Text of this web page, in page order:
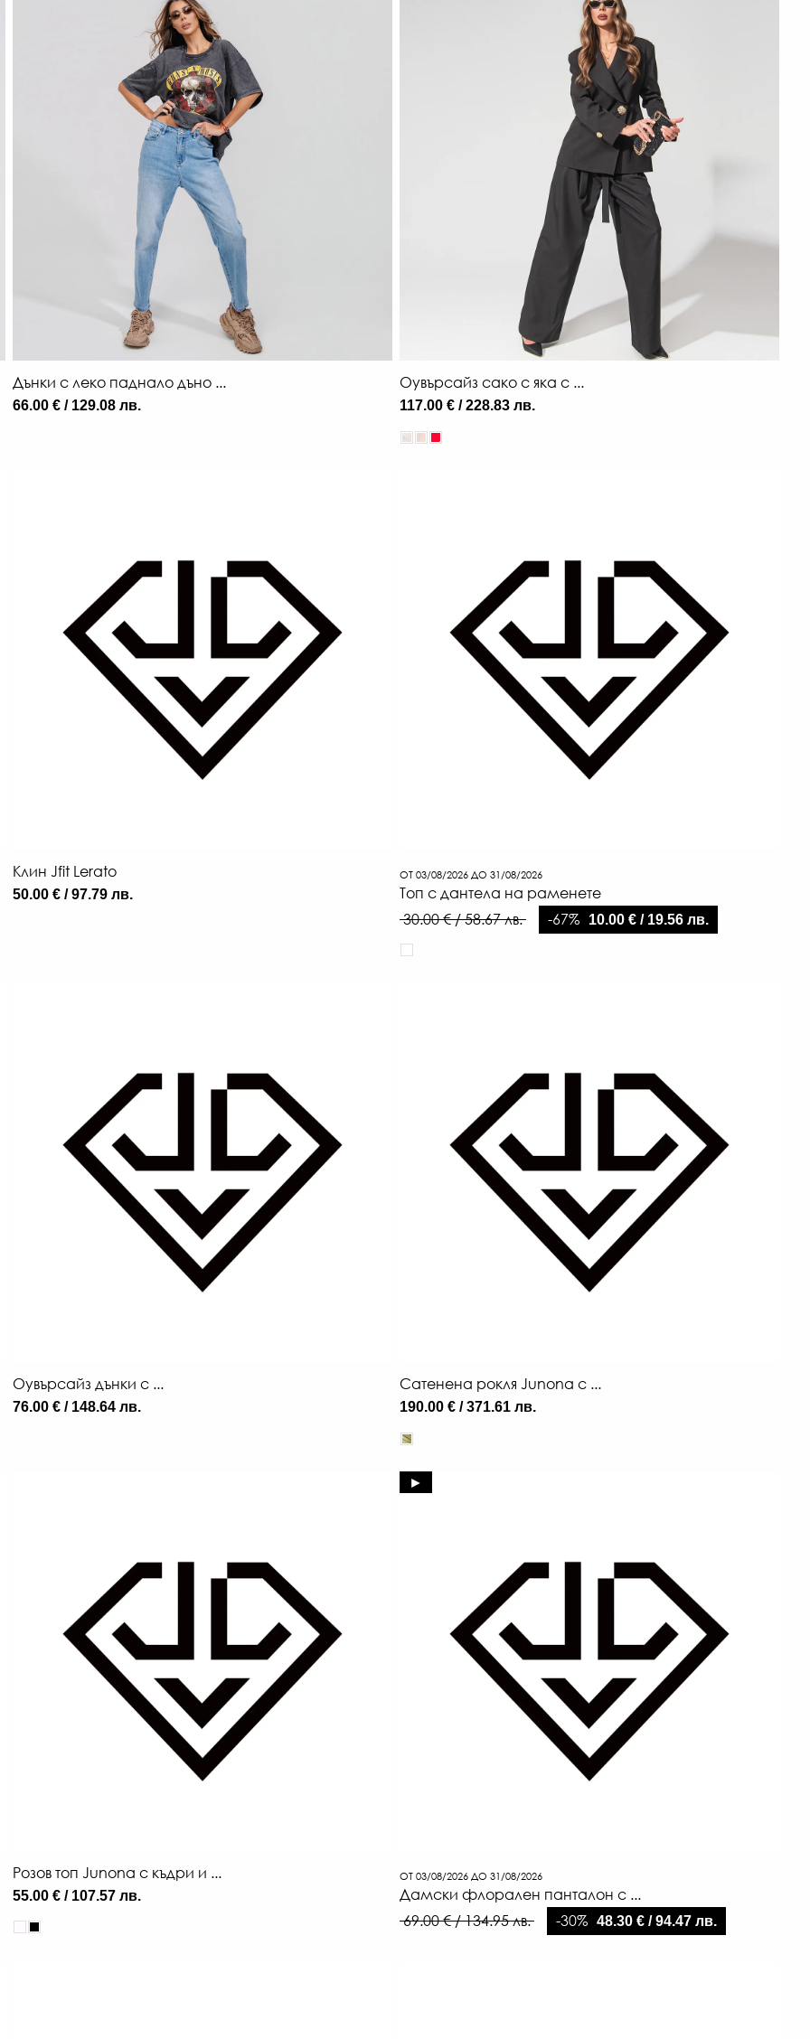
Дънки с леко паднало дъно ...
66.00 € / 129.08 лв.
Оувърсайз сако с яка с ...
117.00 € / 228.83 лв.
Клин Jfit Lerato
50.00 € / 97.79 лв.
ОТ 03/08/2026 ДО 31/08/2026
Топ с дантела на раменете
30.00 € / 58.67 лв.
-67% 10.00 € / 19.56 лв.
Оувърсайз дънки с ...
76.00 € / 148.64 лв.
Сатенена рокля Junona с ...
190.00 € / 371.61 лв.
Розов топ Junona с къдри и ...
55.00 € / 107.57 лв.
►
ОТ 03/08/2026 ДО 31/08/2026
Дамски флорален панталон с ...
69.00 € / 134.95 лв.
-30% 48.30 € / 94.47 лв.